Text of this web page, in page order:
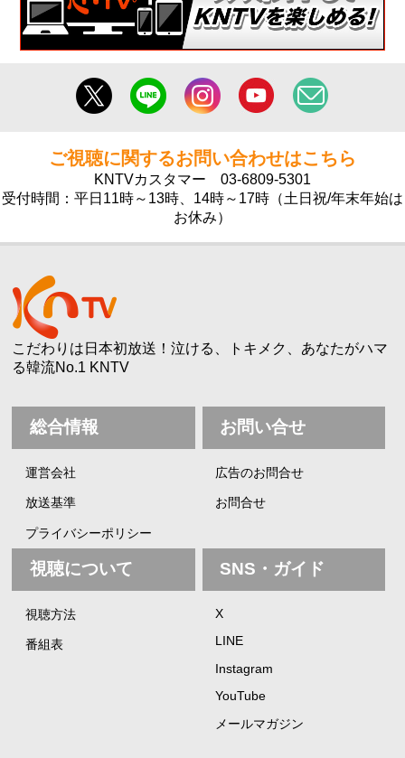
ご視聴に関するお問い合わせはこちら
KNTVカスタマー 03-6809-5301
受付時間：平日11時～13時、14時～17時（土日祝/年末年始は
お休み）
こだわりは日本初放送！泣ける、トキメク、あなたがハマ
る韓流No.1 KNTV
総合情報
運営会社
放送基準
プライバシーポリシー
お問い合せ
広告のお問合せ
お問合せ
視聴について
視聴方法
番組表
SNS・ガイド
X
LINE
Instagram
YouTube
メールマガジン